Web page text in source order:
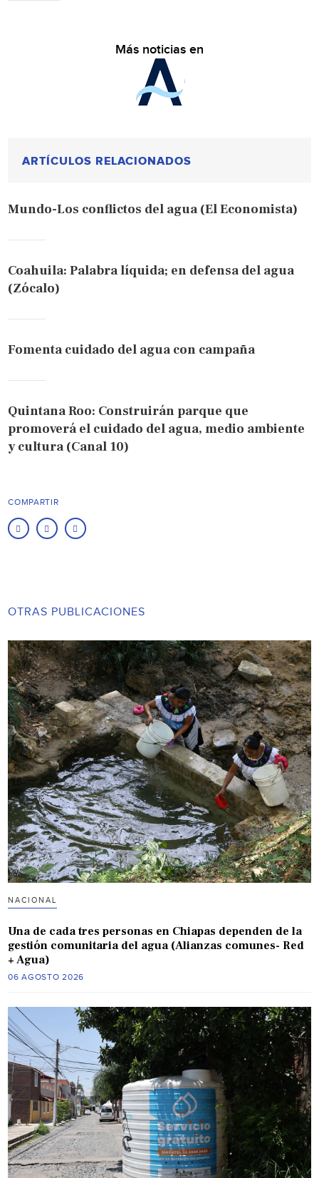
Más noticias en
ARTÍCULOS RELACIONADOS
Mundo-Los conflictos del agua (El Economista)
Coahuila: Palabra líquida; en defensa del agua
(Zócalo)
Fomenta cuidado del agua con campaña
Quintana Roo: Construirán parque que
promoverá el cuidado del agua, medio ambiente
y cultura (Canal 10)
COMPARTIR
OTRAS PUBLICACIONES
NACIONAL
Una de cada tres personas en Chiapas dependen de la
gestión comunitaria del agua (Alianzas comunes- Red
+ Agua)
06 AGOSTO 2026